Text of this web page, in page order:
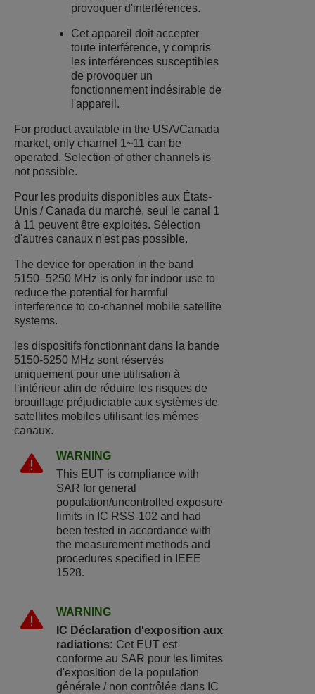
provoquer d'interférences.
Cet appareil doit accepter
toute interférence, y compris
les interférences susceptibles
de provoquer un
fonctionnement indésirable de
l'appareil.
For product available in the USA/Canada
market, only channel 1~11 can be
operated. Selection of other channels is
not possible.
Pour les produits disponibles aux États-
Unis / Canada du marché, seul le canal 1
à 11 peuvent être exploités. Sélection
d'autres canaux n'est pas possible.
The device for operation in the band
5150–5250 MHz is only for indoor use to
reduce the potential for harmful
interference to co-channel mobile satellite
systems.
les dispositifs fonctionnant dans la bande
5150-5250 MHz sont réservés
uniquement pour une utilisation à
l‘intérieur afin de réduire les risques de
brouillage préjudiciable aux systèmes de
satellites mobiles utilisant les mêmes
canaux.
WARNING
This EUT is compliance with
SAR for general
population/uncontrolled exposure
limits in IC RSS-102 and had
been tested in accordance with
the measurement methods and
procedures specified in IEEE
1528.
WARNING
IC Déclaration d'exposition aux
radiations: Cet EUT est
conforme au SAR pour les limites
d'exposition de la population
générale / non contrôlée dans IC